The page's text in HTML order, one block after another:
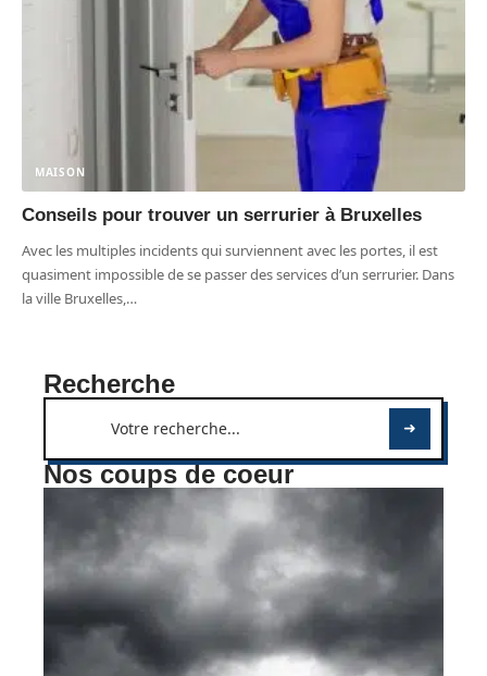
MAISON
Conseils pour trouver un serrurier à Bruxelles
Avec les multiples incidents qui surviennent avec les portes, il est
quasiment impossible de se passer des services d’un serrurier. Dans
la ville Bruxelles,…
Recherche
Nos coups de coeur